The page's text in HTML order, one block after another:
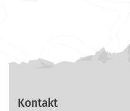
Kontakt